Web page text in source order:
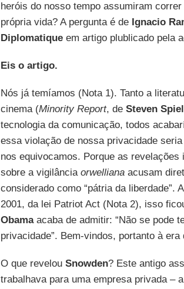
heróis do nosso tempo assumiram
própria vida? A pergunta é de Ignacio
Diplomatiqueem artigo plublicado pela
Eis o artigo.
Nós já temíamos (Nota 1). Tanto a
cinema (Minority Report, de Steven
tecnologia da comunicação, todos
essa violação de nossa privacidade
nos equivocamos. Porque as revelações
sobre a vigilância orwellianaacusam
considerado como “pátria da liberdade”.
2001, da lei Patriot Act (Nota 2), isso
Obamaacaba de admitir: “Não se pode
privacidade”. Bem-vindos, portanto à era
O que revelou Snowden? Este antigo
trabalhava para uma empresa privada – a